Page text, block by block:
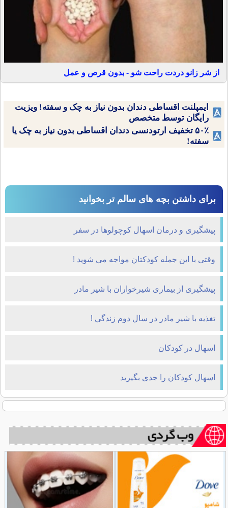
از شر زانو دردت راحت شو - بدون قرص و عمل
ایمپلنت اقساطی دندان بدون نیاز به چک و سفته! ویزیت
رایگان توسط متخصص
۵۰٪ تخفیف ارتودنسی دندان اقساطی بدون نیاز به چک یا
سفته!
برای داشتن بچه های سالم تر بخوانید
پیشگیری و درمان اسهال کوچولوها در سفر
وقتی با این جمله كودكتان مواجه می شوید !
پیشگیری از بیماری شیرخواران با شیر مادر
تغذيه با شير مادر در سال دوم زندگي !
اسهال در کودکان
اسهال کودکان را جدی بگیرید